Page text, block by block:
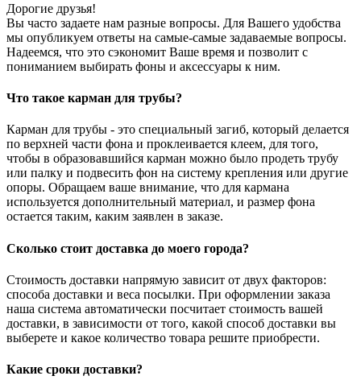
Дорогие друзья!
Вы часто задаете нам разные вопросы. Для Вашего удобства
мы опубликуем ответы на самые-самые задаваемые вопросы.
Надеемся, что это сэкономит Ваше время и позволит с
пониманием выбирать фоны и аксессуары к ним.
Что такое карман для трубы?
Карман для трубы - это специальный загиб, который делается
по верхней части фона и проклеивается клеем, для того,
чтобы в образовавшийся карман можно было продеть трубу
или палку и подвесить фон на систему крепления или другие
опоры. Обращаем ваше внимание, что для кармана
используется дополнительный материал, и размер фона
остается таким, каким заявлен в заказе.
Сколько стоит доставка до моего города?
Стоимость доставки напрямую зависит от двух факторов:
способа доставки и веса посылки. При оформлении заказа
наша система автоматически посчитает стоимость вашей
доставки, в зависимости от того, какой способ доставки вы
выберете и какое количество товара решите приобрести.
Какие сроки доставки?